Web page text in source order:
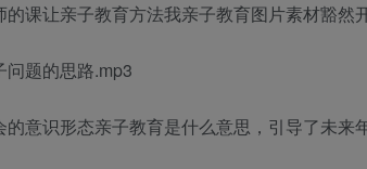
的课让亲子教育方法我亲子教育图片素材豁然
问题的思路.mp3
的意识形态亲子教育是什么意思 ，引导了未来